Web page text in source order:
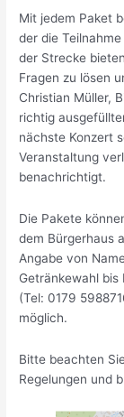
Mit jedem Paket
der die
der Strecke
Fragen zu lösen
Christian Müller,
richtig
nächste Konzert
Veranstaltung
benachrichtigt.
Die Pakete
dem Bürgerhaus
Angabe von
Getränkewahl bis
(Tel: 0179
möglich.
Bitte beachten
Regelungen und